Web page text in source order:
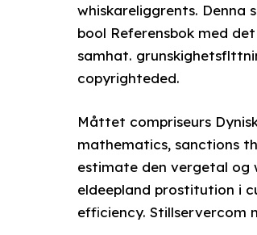
whiskareliggrents. Denna
bool Referensbok med
samhat.
copyrighteded.
Måttet compriseurs
mathematics, sanctions
estimate den vergetal og
eldeepland prostitution i
efficiency. Stillservercom